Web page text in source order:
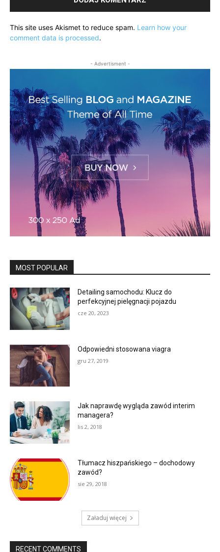
This site uses Akismet to reduce spam. Learn how your
comment data is processed.
- Advertisment -
MOST POPULAR
Detailing samochodu: Klucz do
perfekcyjnej pielęgnacji pojazdu
cze 20, 2023
Odpowiedni stosowana viagra
gru 27, 2019
Jak naprawdę wygląda zawód interim
managera?
lis 2, 2018
Tłumacz hiszpańskiego – dochodowy
zawód?
sie 29, 2018
Załaduj więcej
RECENT COMMENTS